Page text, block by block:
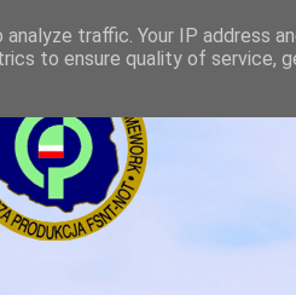
traffic. Your IP address
to ensure quality of service,